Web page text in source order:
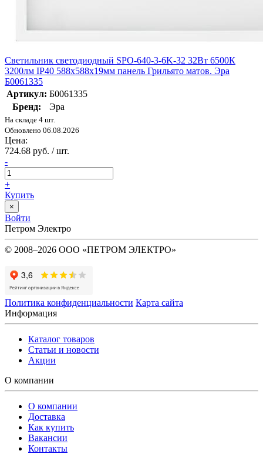
Светильник светодиодный SPO-640-3-6K-32 32Вт 6500К
3200лм IP40 588х588х19мм панель Грильято матов. Эра
Б0061335
Артикул: Б0061335
Бренд:
Эра
На складе 4 шт.
Обновлено 06.08.2026
Цена:
724.68 руб. / шт.
-
+
Купить
×
Войти
Петром Электро
© 2008–2026 ООО «ПЕТРОМ ЭЛЕКТРО»
Политика конфиденциальности Карта сайта
Информация
Каталог товаров
Статьи и новости
Акции
О компании
О компании
Доставка
Как купить
Вакансии
Контакты